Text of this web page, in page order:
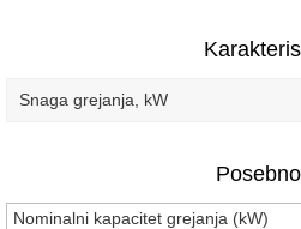
Snaga grejanja, kW
Nominalni kapacitet grejanja (kW)